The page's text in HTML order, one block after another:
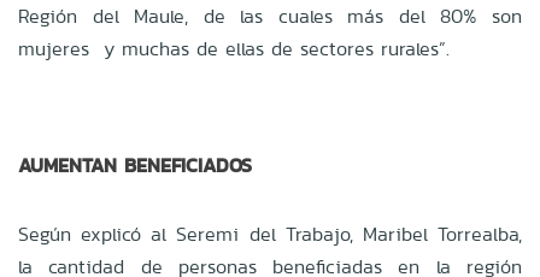
Región del Maule, de las cuales más del 80% son
mujeres y muchas de ellas de sectores rurales”.
AUMENTAN BENEFICIADOS
Según explicó al Seremi del Trabajo, Maribel Torrealba,
la cantidad de personas beneficiadas en la región